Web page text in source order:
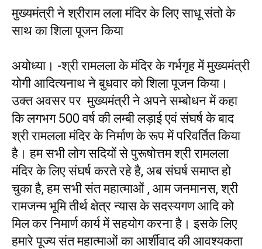
मुख्यमंत्री ने श्रीराम लला मंदिर के लिए साधू संतो के
साथ का शिला पूजन किया
अयोध्या। -श्री रामलला के मंदिर के गर्भगृह में मुख्यमंत्री
योगी आदित्यनाथ ने बुधवार को शिला पूजन किया।
उक्त अवसर पर मुख्यमंत्री ने अपने सम्बोधन में कहा
कि लगभग 500 वर्ष की लम्बी लड़ाई एवं संघर्ष के बाद
श्री रामलला मंदिर के निर्माण के रूप में परिवर्तित किया
है। हम सभी लोग सदियों से पुरूषोत्तम श्री रामलला
मंदिर के लिए संघर्ष करते रहे है, अब संघर्ष समाप्त हो
चुका है, हम सभी संत महात्माओं , आम जनमानस, श्री
रामजन्म भूमि तीर्थ क्षेत्र न्यास के सदस्यगण आदि को
मिल कर निमार्ण कार्य में सहयोग करना है। इसके लिए
हमारे पूज्य संत महात्माओं का आर्शीवाद की आवश्यकता